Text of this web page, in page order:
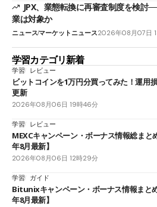
JPX、業態転換に再審査制度を検討
業は対象か
ニュースマーケットニュース2026年08月07日
学習カテゴリ新着
学習 レビュー
ビットコインを1万円分買ってみた！運用
更新
2026年08月06日 19時46分
学習 レビュー
MEXCキャンペーン・ボーナス情報総まと
年8月最新】
2026年08月06日 12時29分
学習 ガイド
Bitunixキャンペーン・ボーナス情報まと
年8月最新】